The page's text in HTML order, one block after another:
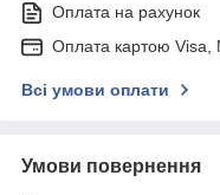
Оплата на рахунок
Оплата картою Visa,
Всі умови оплати
Умови повернення